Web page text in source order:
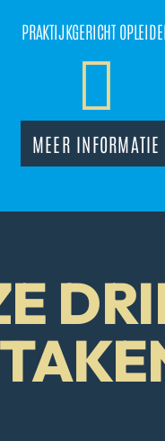
PRAKTIJKGERICHT
MEER INFORMATIE